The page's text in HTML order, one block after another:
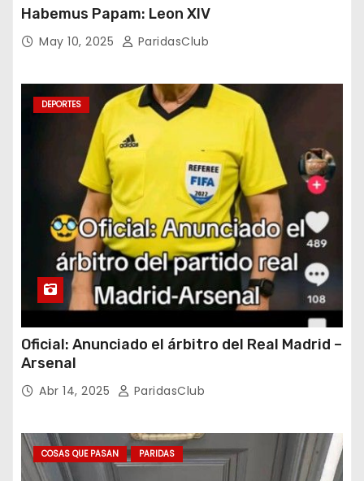
Habemus Papam: Leon XIV
May 10, 2025 ParidasClub
DEPORTES
Oficial: Anunciado el árbitro del Real Madrid –
Arsenal
Abr 14, 2025 ParidasClub
COSAS QUE PASAN PARIDAS